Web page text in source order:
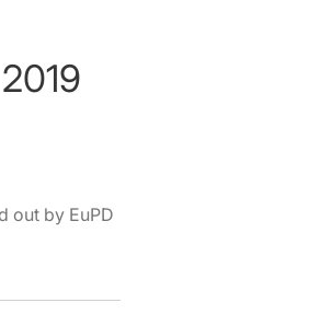
out by EuPD